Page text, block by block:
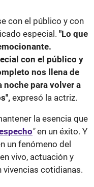
con el público y con
especial. "Lo que
con el público y
nos llena de
para volver a
expresó la actriz.
la esencia que
"en un éxito. Y
un fenómeno del
vivo, actuación y
cotidianas.